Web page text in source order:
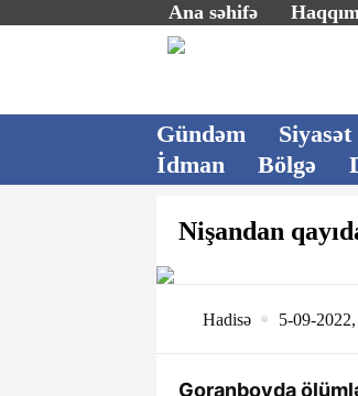
Ana səhifə
Gündəm Siyasət
İdman
Bölgə
Nişandan
Hadisə 5-09-
Goranboyda